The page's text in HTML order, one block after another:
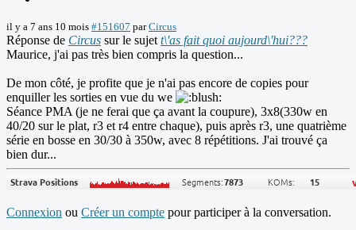
il y a 7 ans 10 mois #151607 parCircus
Réponse de Circus sur le sujet t\'as fait quoi aujourd\'hui???
Maurice, j'ai pas très bien compris la question...
De mon côté, je profite que je n'ai pas encore de copies pour
enquiller les sorties en vue du we
Séance PMA (je ne ferai que ça avant la coupure), 3x8(330w en
40/20 sur le plat, r3 et r4 entre chaque), puis après r3, une quatrième
série en bosse en 30/30 à 350w, avec 8 répétitions. J'ai trouvé ça
bien dur...
Connexion ou Créer un compte pour participer à la conversation.